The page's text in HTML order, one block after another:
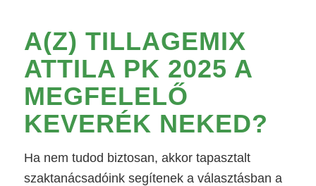
A(Z) TILLAGEMIX
ATTILA PK 2025 A
MEGFELELŐ
KEVERÉK NEKED?
Ha nem tudod biztosan, akkor tapasztalt
szaktanácsadóink segítenek a választásban a